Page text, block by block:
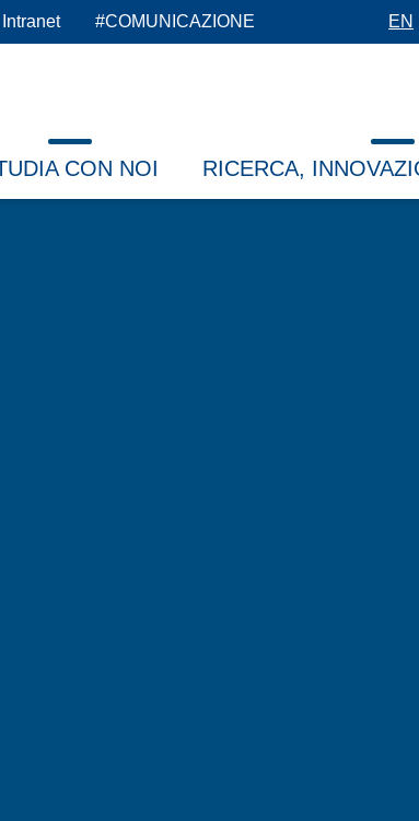
Intranet #COMUNICAZIONE EN
CON NOI RICERCA,